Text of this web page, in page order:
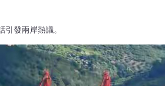
發兩岸熱議。